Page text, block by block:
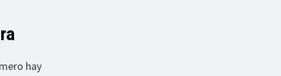
hay